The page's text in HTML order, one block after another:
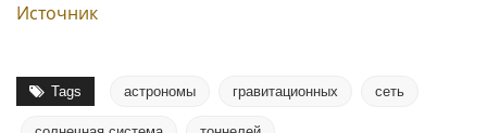
Источник
Tags астрономы гравитационных сеть